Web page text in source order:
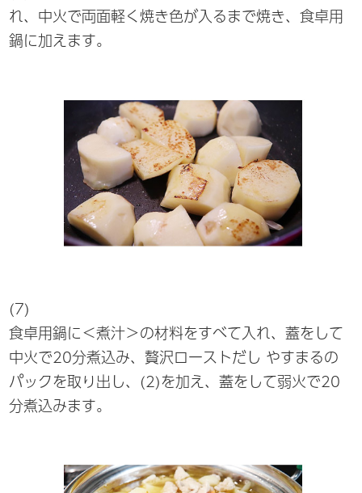
れ、中火で両面軽く焼き色が入るまで焼き、食卓用
鍋に加えます。
(7)
食卓用鍋に＜煮汁＞の材料をすべて入れ、蓋をして
中火で20分煮込み、贅沢ローストだし やすまるの
パックを取り出し、(2)を加え、蓋をして弱火で20
分煮込みます。